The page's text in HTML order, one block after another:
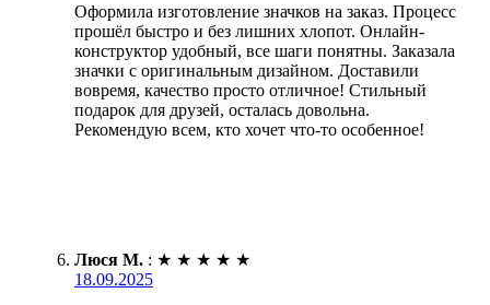
Оформила изготовление значков на заказ. Процесс
прошёл быстро и без лишних хлопот. Онлайн-
конструктор удобный, все шаги понятны. Заказала
значки с оригинальным дизайном. Доставили
вовремя, качество просто отличное! Стильный
подарок для друзей, осталась довольна.
Рекомендую всем, кто хочет что-то особенное!
Люся М. : ★ ★ ★ ★ ★
18.09.2025